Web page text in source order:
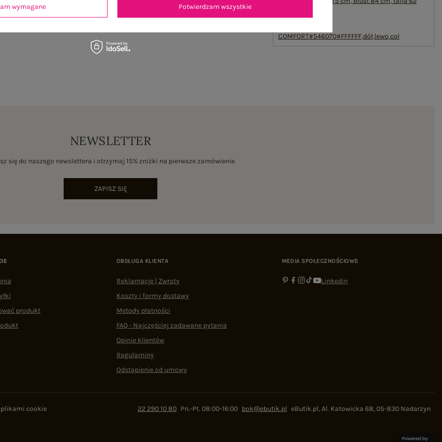
emblemat_FP:
COMFORT#546070#FFFFFF,dół,lewo,col
NEWSLETTER
się do naszego newslettera i otrzymaj 15% zniżki na pierwsze zamówienie
ZAPISZ SIĘ
produkt
OBSŁUGA KLIENTA
Reklamacje | Zwroty
Koszty i formy dostawy
Metody płatności
FAQ - Najczęściej zadawane pytania
Opinie klientów
Regulaminy
Odstąpienie od umowy
MEDIA SPOŁECZNOŚCIOWE
Linkedin
cookie 22 290 10 80 Pn.-Pt. 08:00-16:00 bok@ebutik.pl eButik.pl,Al. Katowicka 68,05-830 Nadarzyn
wymagane Potwierdzam wszystkie